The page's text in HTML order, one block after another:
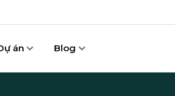
án Blog